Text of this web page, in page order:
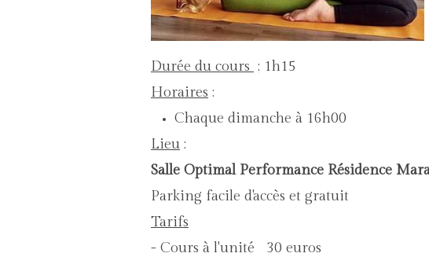
Durée du cours ; 1h15
Horaires :
Chaque dimanche à
Lieu :
Salle Optimal Performance Résidence
Parking facile d'accès et gratuit
Tarifs
- Cours à l'unité 30 euros